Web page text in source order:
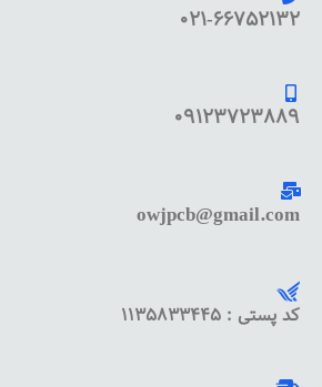
021-66752132
09123723889
owjpcb@gmail.com
کد پستی : 1135833445